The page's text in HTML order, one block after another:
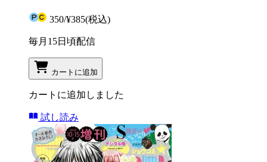
350/¥385(税込)
毎月15日頃配信
カートに追加
カートに追加しました
試し読み